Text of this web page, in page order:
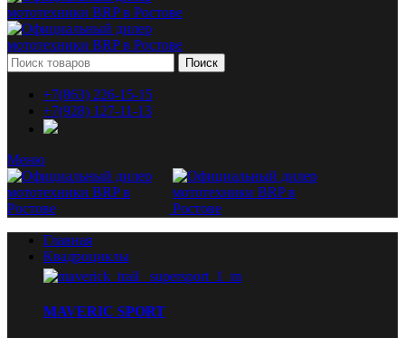
Поиск
+7(863) 226-15-15
+7(928) 127-11-13
Меню
Главная
Квадроциклы
MAVERIC SPORT